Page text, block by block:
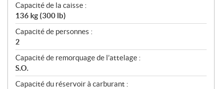
Capacité de la caisse :
136 kg (300 lb)
Capacité de personnes :
2
Capacité de remorquage de l’attelage :
S.O.
Capacité du réservoir à carburant :